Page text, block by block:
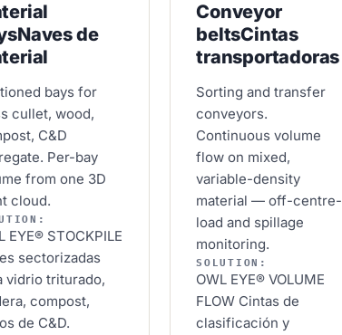
Naves de
bays for
cullet, wood,
C&D
Per-bay
from one 3D
cloud.
EYE® STOCKPILE
sectorizadas
vidrio triturado,
compost,
de C&D.
Conveyor
beltsCintas
transportadoras
Sorting and transfer
conveyors.
Continuous volume
flow on mixed,
variable-density
material — off-centre-
load and spillage
monitoring.
SOLUTION:
OWL EYE® VOLUME
FLOW Cintas de
clasificación y